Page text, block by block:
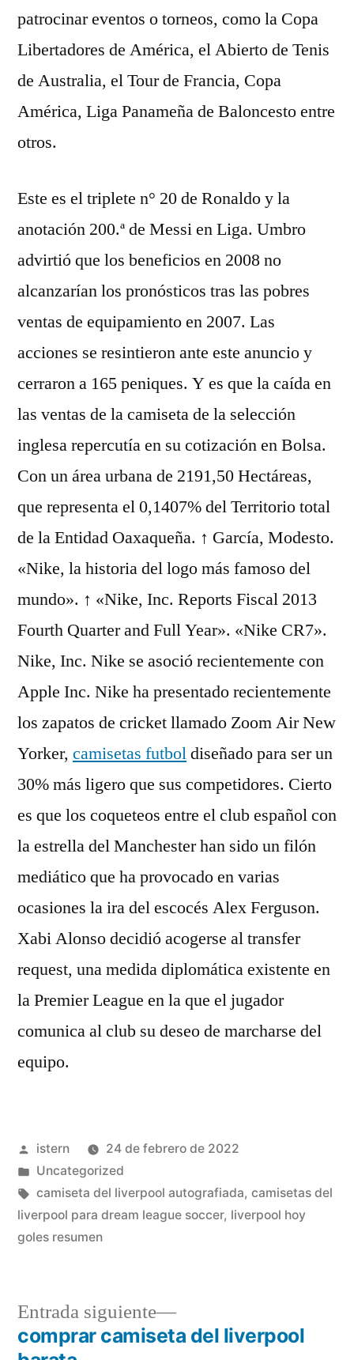
patrocinar eventos o torneos, como la Copa
Libertadores de América, el Abierto de Tenis
de Australia, el Tour de Francia, Copa
América, Liga Panameña de Baloncesto entre
otros.
Este es el triplete n° 20 de Ronaldo y la
anotación 200.ª de Messi en Liga. Umbro
advirtió que los beneficios en 2008 no
alcanzarían los pronósticos tras las pobres
ventas de equipamiento en 2007. Las
acciones se resintieron ante este anuncio y
cerraron a 165 peniques. Y es que la caída en
las ventas de la camiseta de la selección
inglesa repercutía en su cotización en Bolsa.
Con un área urbana de 2191,50 Hectáreas,
que representa el 0,1407% del Territorio total
de la Entidad Oaxaqueña. ↑ García, Modesto.
«Nike, la historia del logo más famoso del
mundo». ↑ «Nike, Inc. Reports Fiscal 2013
Fourth Quarter and Full Year». «Nike CR7».
Nike, Inc. Nike se asoció recientemente con
Apple Inc. Nike ha presentado recientemente
los zapatos de cricket llamado Zoom Air New
Yorker, camisetas futboldiseñado para ser un
30% más ligero que sus competidores. Cierto
es que los coqueteos entre el club español con
la estrella del Manchester han sido un filón
mediático que ha provocado en varias
ocasiones la ira del escocés Alex Ferguson.
Xabi Alonso decidió acogerse al transfer
request, una medida diplomática existente en
la Premier League en la que el jugador
comunica al club su deseo de marcharse del
equipo.
Publicado
por
istern
24 de febrero de 2022
Publicado
en
Uncategorized
Etiquetas:
camiseta del liverpool autografiada, camisetas del
liverpool para dream league soccer, liverpool hoy
goles resumen
Entrada siguiente
Entrada
siguiente:
comprar camiseta del liverpool